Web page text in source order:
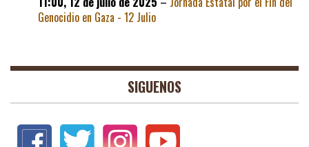
Genocidio en Gaza - 12 Julio
SIGUENOS